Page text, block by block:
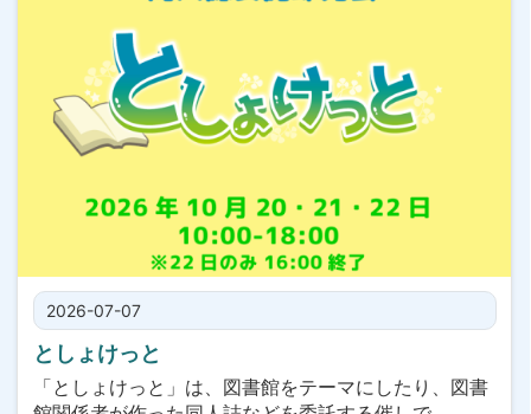
2026-07-07
としょけっと
「としょけっと」は、図書館をテーマにしたり、図書